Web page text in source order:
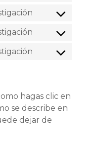
hagas clic en
se describe en
dejar de